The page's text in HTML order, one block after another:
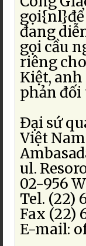
đang
gọi cầu
riêng
Kiệt,
phản đối
Ðại sứ
Việt Nam
ul.
02-956
Tel. (22)
Fax (22)
E-mail: